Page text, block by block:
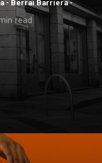
- Berrai Barriera -
read